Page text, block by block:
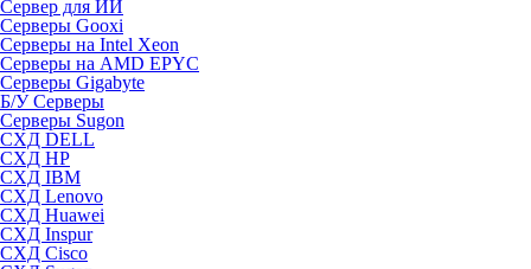
Сервер для ИИ
Серверы Gooxi
Серверы на Intel Xeon
Серверы на AMD EPYC
Серверы Gigabyte
Б/У Серверы
Серверы Sugon
СХД DELL
СХД HP
СХД IBM
СХД Lenovo
СХД Huawei
СХД Inspur
СХД Cisco